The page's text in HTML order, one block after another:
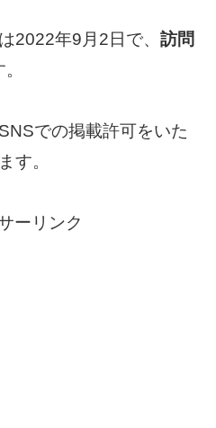
は2022年9月2日で、 訪問
での掲載許可をいた
す。
ーリンク